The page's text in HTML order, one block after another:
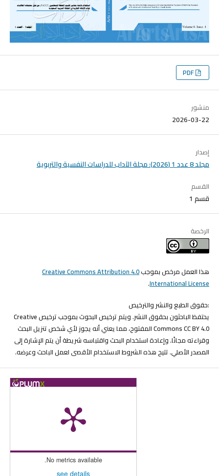
PDF
منشور
2026-03-22
إصدار
مجلد 8 عدد 1 (2026): مجلة الآداب للدراسات النفسية والتربوية
القسم
قسم 1
الرخصة
هذا العمل مرخص بموجبCreative Commons Attribution 4.0
International License
.
:حقوق الطبع والنشر والترخيص
يحتفظ الباحثون بحقوق النشر. ويتم ترخيص البحوث بموجب ترخيص Creative
Commons CC BY 4.0 المفتوح، مما يعني أنه يجوز لأي شخص تنزيل البحث
وقراءته مجانًا. وإعادة استخدام البحث واقتباسه شريطة أن يتم الإشارة إلى
المصدر الأصلي. تتيح هذه الشروط الاستخدام الأقصى لعمل الباحث وعرضه.
No metrics available.
see details